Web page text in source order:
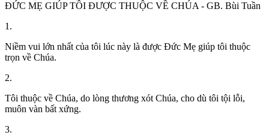
ĐỨC MẸ GIÚP TÔI ĐƯỢC THUỘC VỀ CHÚA - GB. Bùi Tuần
1.
Niềm vui lớn nhất của tôi lúc này là được Đức Mẹ giúp tôi thuộc
trọn về Chúa.
2.
Tôi thuộc về Chúa, do lòng thương xót Chúa, cho dù tôi tội lỗi,
muôn vàn bất xứng.
3.